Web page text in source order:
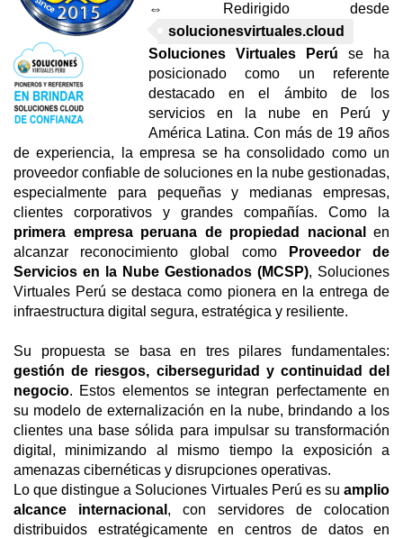
⇔ Redirigido desde
solucionesvirtuales.cloud
Soluciones Virtuales Perú se ha
posicionado como un referente
destacado en el ámbito de los
servicios en la nube en Perú y
América Latina. Con más de 19 años
de experiencia, la empresa se ha consolidado como un
proveedor confiable de soluciones en la nube gestionadas,
especialmente para pequeñas y medianas empresas,
clientes corporativos y grandes compañías. Como la
primera empresa peruana de propiedad nacional
en
alcanzar reconocimiento global como
Proveedor de
Servicios en la Nube Gestionados (MCSP), Soluciones
Virtuales Perú se destaca como pionera en la entrega de
infraestructura digital segura, estratégica y resiliente.
Su propuesta se basa en tres pilares fundamentales:
gestión de riesgos, ciberseguridad y continuidad del
negocio. Estos elementos se integran perfectamente en
su modelo de externalización en la nube, brindando a los
clientes una base sólida para impulsar su transformación
digital, minimizando al mismo tiempo la exposición a
amenazas cibernéticas y disrupciones operativas.
Lo que distingue a Soluciones Virtuales Perú es su amplio
alcance internacional , con servidores de colocation
distribuidos estratégicamente en centros de datos en